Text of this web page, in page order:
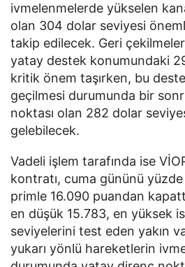
ivmelenmelerde yükselen
olan 304 dolar seviyesi
takip edilecek. Geri
yatay destek konumundaki
kritik önem taşırken, bu
geçilmesi durumunda bir
noktası olan 282 dolar
gelebilecek.
Vadeli işlem tarafında ise
kontratı, cuma gününü
primle 16.090 puandan
en düşük 15.783, en yüksek
seviyelerini test eden yakın
yukarı yönlü hareketlerin